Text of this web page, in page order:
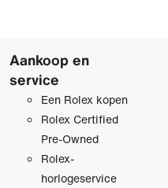
Aankoop en
service
Een Rolex kopen
Rolex Certified
Pre‑Owned
Rolex-
horlogeservice